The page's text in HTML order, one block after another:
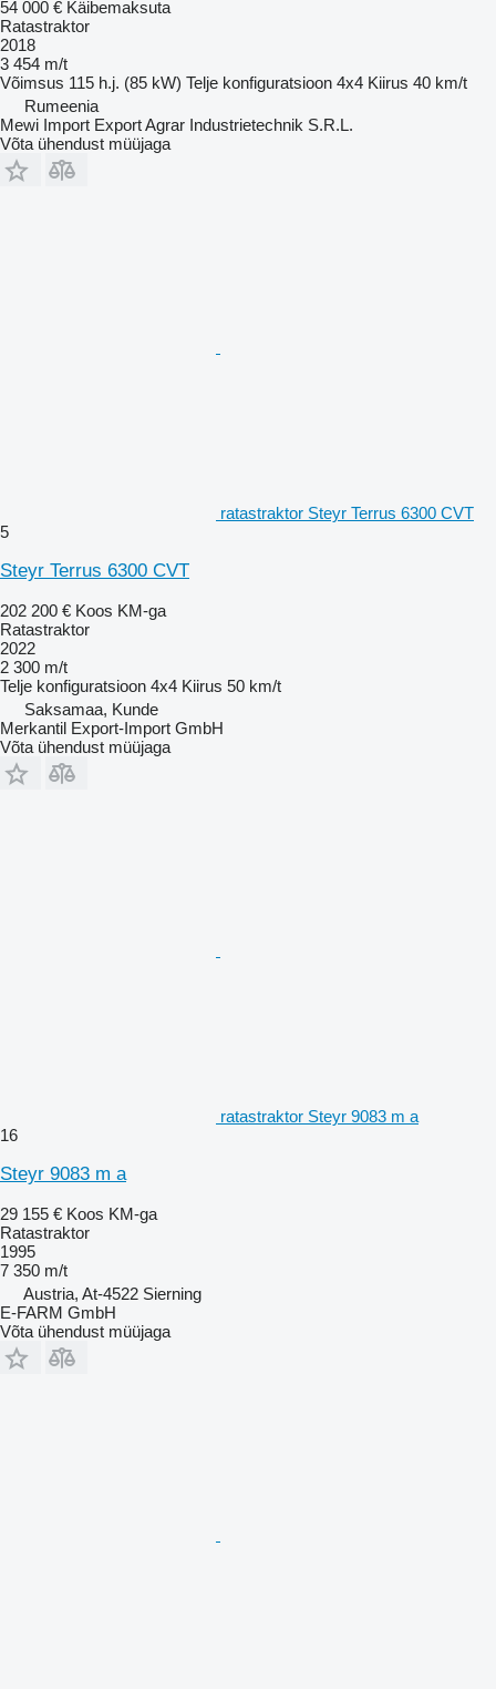
54 000 € Käibemaksuta
Ratastraktor
2018
3 454 m/t
Võimsus 115 h.j. (85 kW) Telje konfiguratsioon 4x4 Kiirus 40 km/t
Rumeenia
Mewi Import Export Agrar Industrietechnik S.R.L.
Võta ühendust müüjaga
ratastraktor Steyr Terrus 6300 CVT
5
Steyr Terrus 6300 CVT
202 200 € Koos KM-ga
Ratastraktor
2022
2 300 m/t
Telje konfiguratsioon 4x4 Kiirus 50 km/t
Saksamaa, Kunde
Merkantil Export-Import GmbH
Võta ühendust müüjaga
ratastraktor Steyr 9083 m a
16
Steyr 9083 m a
29 155 € Koos KM-ga
Ratastraktor
1995
7 350 m/t
Austria, At-4522 Sierning
E-FARM GmbH
Võta ühendust müüjaga